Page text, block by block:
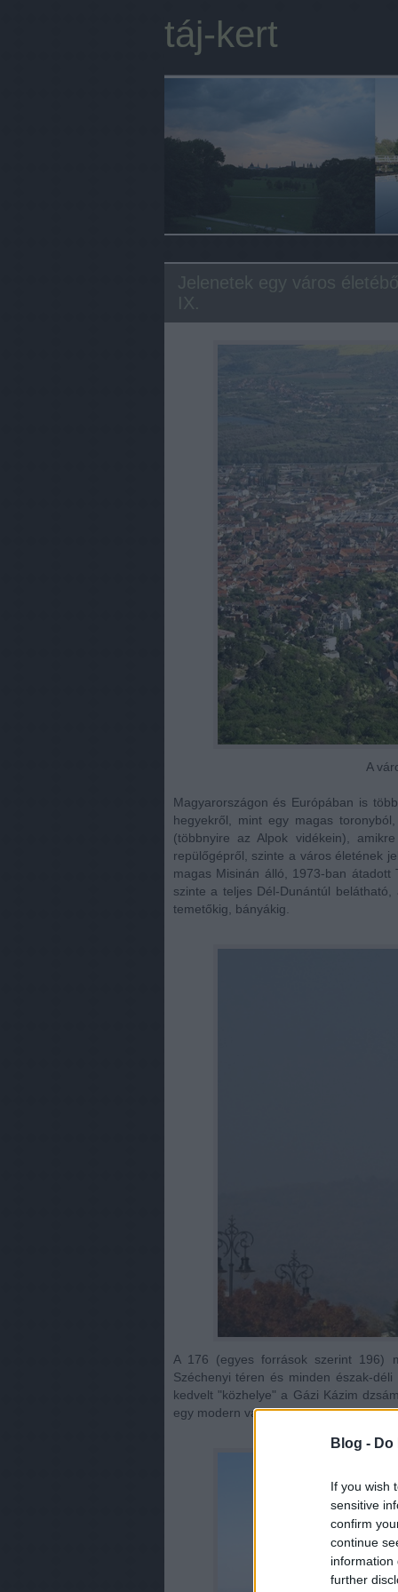
Blog -
If you wish
sensitive
confirm
continue
information
further
táj-kert
Jelenetek egy város
IX.
A
Magyarországon és Európában is
hegyekről, mint egy magas
(többnyire az Alpok vidékein),
repülőgépről, szinte a város életének
magas Misinán álló, 1973-ban
szinte a teljes Dél-Dunántúl
temetőkig, bányákig.
A 176 (egyes források szerint 196)
Széchenyi téren és minden észak-
kedvelt "közhelye" a Gázi Kázim
egy modern város él a több ezer éves